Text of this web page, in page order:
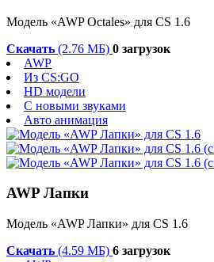
Модель «AWP Octales» для CS 1.6
Скачать (2.76 МБ) 0 загрузок
AWP
Из CS:GO
HD модели
С новыми звуками
Авто анимация
AWP Лапки
Модель «AWP Лапки» для CS 1.6
Скачать (4.59 МБ) 6 загрузок